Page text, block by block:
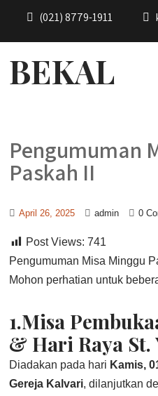
(021) 8779-1911
BEKAL
Pengumuman
Paskah II
April 26, 2025 admin 0
Post Views: 741
Pengumuman Misa Minggu
Mohon perhatian untuk
1.Misa
& Hari Raya St.
Diadakan pada hari Kamis,
Gereja Kalvari, dilanjutkan